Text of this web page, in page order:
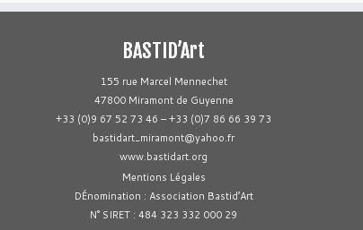
BASTID’Art
155 rue Marcel Mennechet
47800 Miramont de Guyenne
+33 (0)9 67 52 73 46 – +33 (0)7 86 66 39 73
bastidart_miramont@yahoo.fr
www.bastidart.org
Mentions Légales
DÉnomination : Association Bastid’Art
N° SIRET : 484 323 332 000 29